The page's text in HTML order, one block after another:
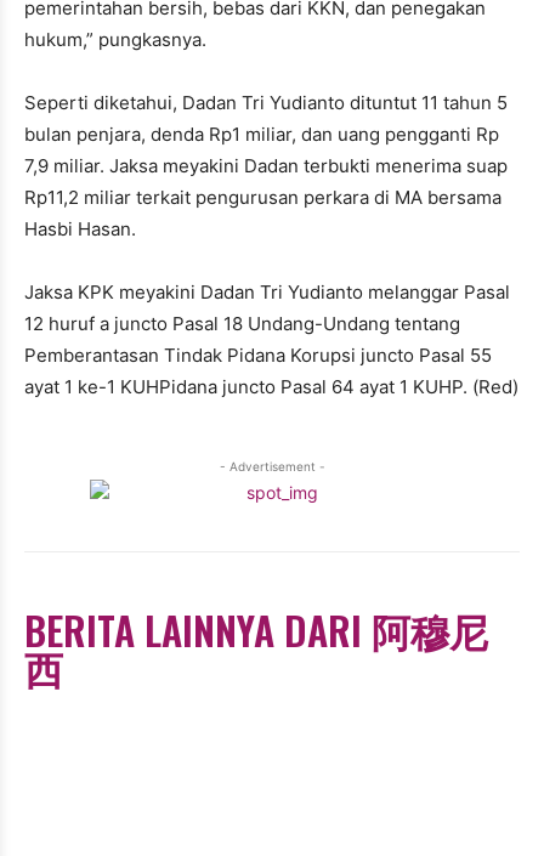
pemerintahan bersih, bebas dari KKN, dan penegakan
hukum,” pungkasnya.
Seperti diketahui, Dadan Tri Yudianto dituntut 11 tahun 5
bulan penjara, denda Rp1 miliar, dan uang pengganti Rp
7,9 miliar. Jaksa meyakini Dadan terbukti menerima suap
Rp11,2 miliar terkait pengurusan perkara di MA bersama
Hasbi Hasan.
Jaksa KPK meyakini Dadan Tri Yudianto melanggar Pasal
12 huruf a juncto Pasal 18 Undang-Undang tentang
Pemberantasan Tindak Pidana Korupsi juncto Pasal 55
ayat 1 ke-1 KUHPidana juncto Pasal 64 ayat 1 KUHP. (Red)
- Advertisement -
BERITA LAINNYA DARI 阿穆尼
西